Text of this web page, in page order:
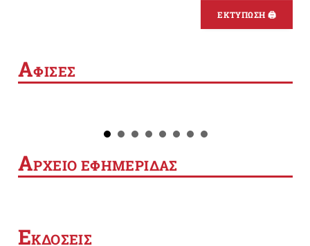
ΕΚΤΥΠΩΣΗ 🖨
ΑΦΙΣΕΣ
ΑΡΧΕΙΟ ΕΦΗΜΕΡΙΔΑΣ
ΕΚΔΟΣΕΙΣ